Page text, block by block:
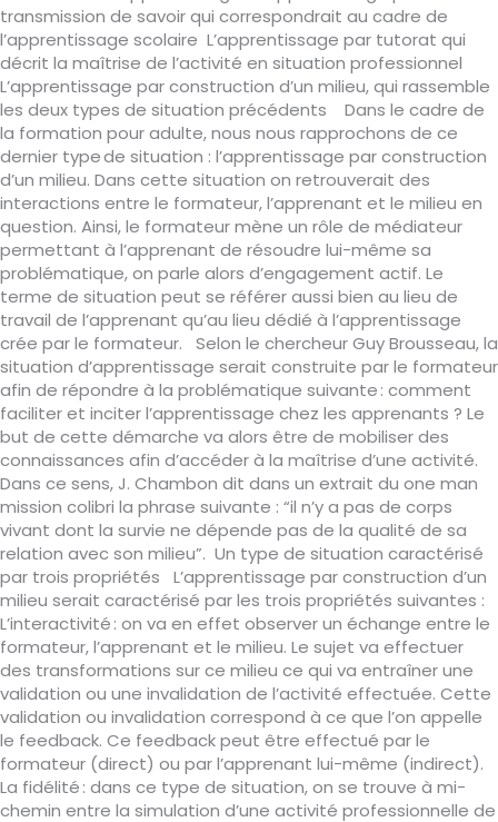
transmission de savoir qui correspondrait au cadre de
l’apprentissage scolaire L’apprentissage par tutorat qui
décrit la maîtrise de l’activité en situation professionnel
L’apprentissage par construction d’un milieu, qui rassemble
les deux types de situation précédents Dans le cadre de
la formation pour adulte, nous nous rapprochons de ce
dernier type de situation : l’apprentissage par construction
d’un milieu. Dans cette situation on retrouverait des
interactions entre le formateur, l’apprenant et le milieu en
question. Ainsi, le formateur mène un rôle de médiateur
permettant à l’apprenant de résoudre lui-même sa
problématique, on parle alors d’engagement actif. Le
terme de situation peut se référer aussi bien au lieu de
travail de l’apprenant qu’au lieu dédié à l’apprentissage
crée par le formateur. Selon le chercheur Guy Brousseau, la
situation d’apprentissage serait construite par le formateur
afin de répondre à la problématique suivante : comment
faciliter et inciter l’apprentissage chez les apprenants ? Le
but de cette démarche va alors être de mobiliser des
connaissances afin d’accéder à la maîtrise d’une activité.
Dans ce sens, J. Chambon dit dans un extrait du one man
mission colibri la phrase suivante : “il n’y a pas de corps
vivant dont la survie ne dépende pas de la qualité de sa
relation avec son milieu”. Un type de situation caractérisé
par trois propriétés L’apprentissage par construction d’un
milieu serait caractérisé par les trois propriétés suivantes :
L’interactivité : on va en effet observer un échange entre le
formateur, l’apprenant et le milieu. Le sujet va effectuer
des transformations sur ce milieu ce qui va entraîner une
validation ou une invalidation de l’activité effectuée. Cette
validation ou invalidation correspond à ce que l’on appelle
le feedback. Ce feedback peut être effectué par le
formateur (direct) ou par l’apprenant lui-même (indirect).
La fidélité : dans ce type de situation, on se trouve à mi-
chemin entre la simulation d’une activité professionnelle de